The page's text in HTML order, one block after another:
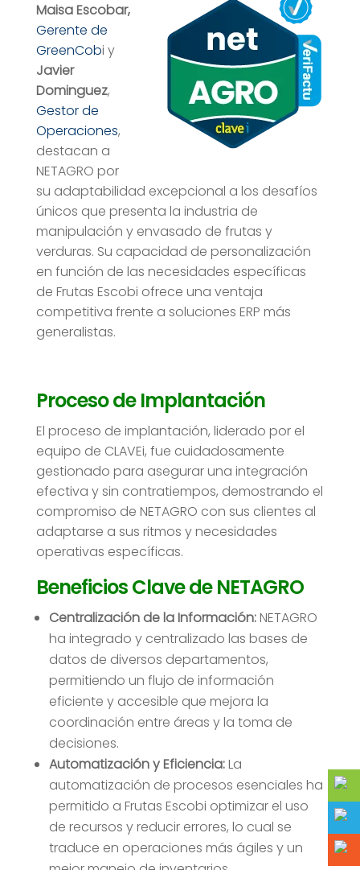
Maisa Escobar,
Gerente de
GreenCobi y
Javier
Dominguez,
Gestor de
Operaciones,
destacan a
NETAGRO por
su adaptabilidad excepcional a los desafíos
únicos que presenta la industria de
manipulación y envasado de frutas y
verduras. Su capacidad de personalización
en función de las necesidades específicas
de Frutas Escobi ofrece una ventaja
competitiva frente a soluciones ERP más
generalistas.
Proceso de Implantación
El proceso de implantación, liderado por el
equipo de CLAVEi, fue cuidadosamente
gestionado para asegurar una integración
efectiva y sin contratiempos, demostrando el
compromiso de NETAGRO con sus clientes al
adaptarse a sus ritmos y necesidades
operativas específicas.
Beneficios Clave de NETAGRO
Centralización de la Información:NETAGRO
ha integrado y centralizado las bases de
datos de diversos departamentos,
permitiendo un flujo de información
eficiente y accesible que mejora la
coordinación entre áreas y la toma de
decisiones.
Automatización y Eficiencia:La
automatización de procesos esenciales ha
permitido a Frutas Escobi optimizar el uso
de recursos y reducir errores, lo cual se
traduce en operaciones más ágiles y un